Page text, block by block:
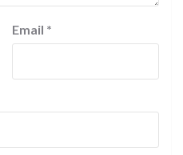
Email *